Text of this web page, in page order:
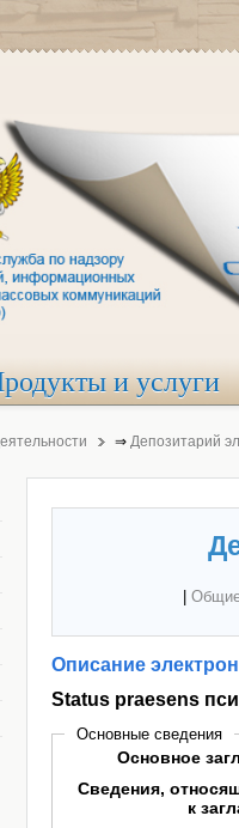
и услуги
⇒ Депозитарий
Описание
Status praesens
Основные сведения
Основное
Сведения,
к